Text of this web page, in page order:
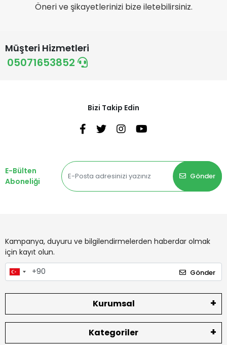
Öneri ve şikayetlerinizi bize iletebilirsiniz.
Müşteri Hizmetleri
05071653852
Bizi Takip Edin
E-Bülten
Aboneliği
Gönder
Kampanya, duyuru ve bilgilendirmelerden haberdar olmak
için kayıt olun.
Gönder
Kurumsal
Kategoriler